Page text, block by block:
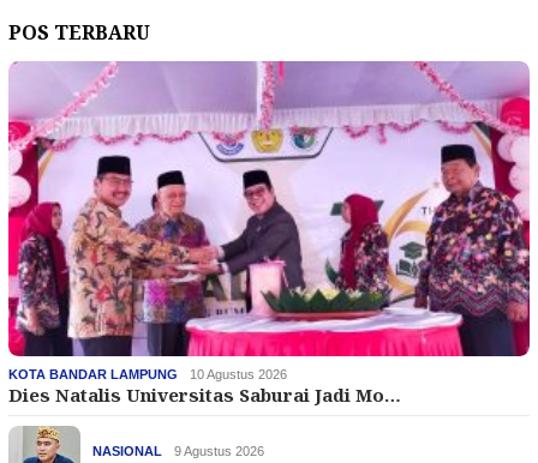
POS TERBARU
KOTA BANDAR LAMPUNG 10 Agustus 2026
Dies Natalis Universitas Saburai Jadi Mo…
NASIONAL 9 Agustus 2026